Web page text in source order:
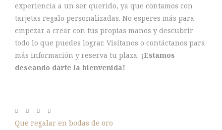
experiencia a un ser querido, ya que contamos con
tarjetas regalo personalizadas. No esperes más para
empezar a crear con tus propias manos y descubrir
todo lo que puedes lograr. Visítanos o contáctanos para
más información y reserva tu plaza. ¡Estamos
deseando darte la bienvenida!
Que regalar en bodas de oro